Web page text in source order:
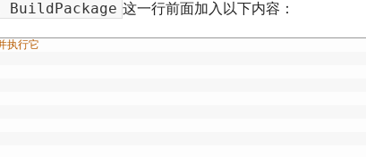
这一行前面加入以下内容：
执行它